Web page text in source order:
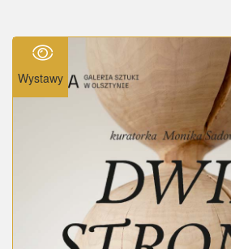
Wystawy